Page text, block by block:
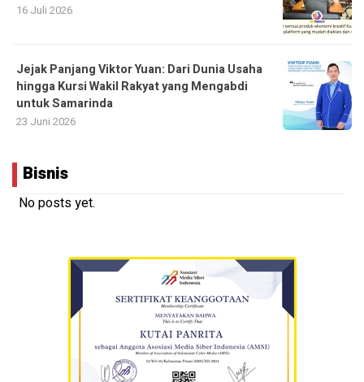
16 Juli 2026
Jejak Panjang Viktor Yuan: Dari Dunia Usaha
hingga Kursi Wakil Rakyat yang Mengabdi
untuk Samarinda
23 Juni 2026
Bisnis
No posts yet.